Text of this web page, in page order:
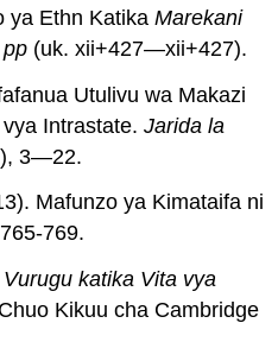
ya Ethn KatikaMarekani
(uk. xii+427—xii+427).
Utulivu wa Makazi
vya Intrastate.Jarida la
3—22.
Mafunzo ya Kimataifa ni
769.
katika Vita vya
Kikuu cha Cambridge